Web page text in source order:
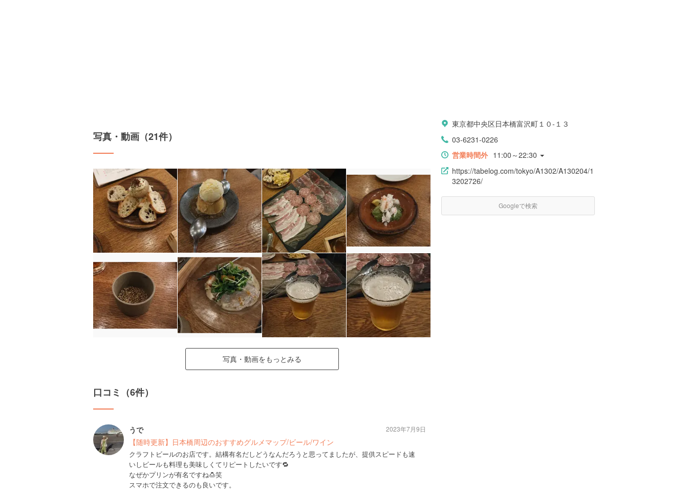
写真・動画（21件）
写真・動画をもっとみる
口コミ（6件）
うで
【随時更新】日本橋周辺のおすすめグルメマップ/ビール/ワイン
クラフトビールのお店です。結構有名だしどうなんだろうと思ってましたが、提供スピードも速
いしビールも料理も美味しくてリピートしたいです🔁
なぜかプリンが有名ですね🍮笑
スマホで注文できるのも良いです。
2023年7月9日
東京都中央区日本橋富沢町１０-１３
03-6231-0226
営業時間外 11:00～22:30
https://tabelog.com/tokyo/A1302/A130204/1
3202726/
Googleで検索